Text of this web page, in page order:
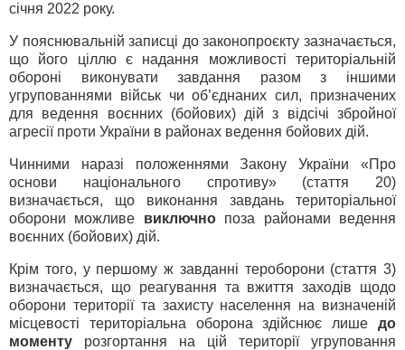
січня 2022 року.
У пояснювальній записці до законопроєкту зазначається,
що його ціллю є надання можливості територіальній
обороні виконувати завдання разом з іншими
угрупованнями військ чи об’єднаних сил, призначених
для ведення воєнних (бойових) дій з відсічі збройної
агресії проти України в районах ведення бойових дій.
Чинними наразі положеннями Закону України «Про
основи національного спротиву» (стаття 20)
визначається, що виконання завдань територіальної
оборони можливе виключнопоза районами ведення
воєнних (бойових) дій.
Крім того, у першому ж завданні тероборони (стаття 3)
визначається, що реагування та вжиття заходів щодо
оборони території та захисту населення на визначеній
місцевості територіальна оборона здійснює лише до
моменту розгортання на цій території угруповання